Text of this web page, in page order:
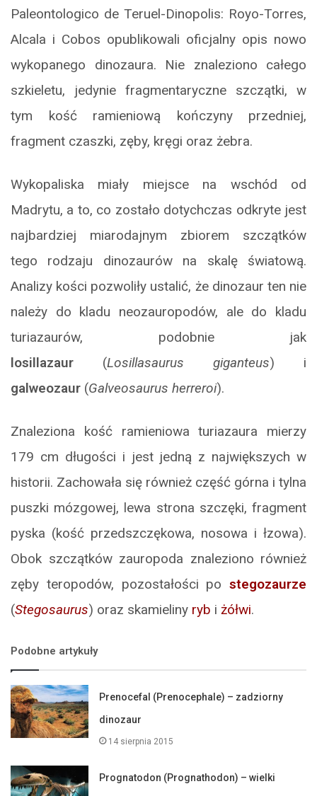
Paleontologico de Teruel-Dinopolis: Royo-Torres,
Alcala i Cobos opublikowali oficjalny opis nowo
wykopanego dinozaura. Nie znaleziono całego
szkieletu, jedynie fragmentaryczne szczątki, w
tym kość ramieniową kończyny przedniej,
fragment czaszki, zęby, kręgi oraz żebra.
Wykopaliska miały miejsce na wschód od
Madrytu, a to, co zostało dotychczas odkryte jest
najbardziej miarodajnym zbiorem szczątków
tego rodzaju dinozaurów na skalę światową.
Analizy kości pozwoliły ustalić, że dinozaur ten nie
należy do kladu neozauropodów, ale do kladu
turiazaurów, podobnie jak
losillazaur (Losillasaurus giganteus) i
galweozaur (Galveosaurus herreroi).
Znaleziona kość ramieniowa turiazaura mierzy
179 cm długości i jest jedną z największych w
historii. Zachowała się również część górna i tylna
puszki mózgowej, lewa strona szczęki, fragment
pyska (kość przedszczękowa, nosowa i łzowa).
Obok szczątków zauropoda znaleziono również
zęby teropodów, pozostałości po stegozaurze
(Stegosaurus) oraz skamieliny ryb i żółwi.
Podobne artykuły
Prenocefal (Prenocephale) – zadziorny
dinozaur
14 sierpnia 2015
Prognatodon (Prognathodon) – wielki